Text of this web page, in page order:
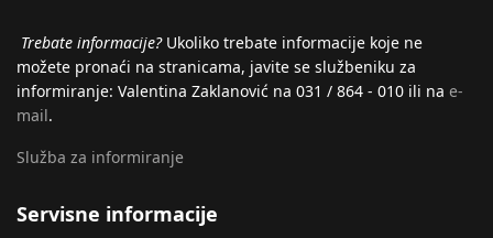
Trebate informacije?Ukoliko trebate informacije koje ne
možete pronaći na stranicama, javite se službeniku za
informiranje: Valentina Zaklanović na 031 / 864 - 010 ili na e-
mail.
Služba za informiranje
Servisne informacije